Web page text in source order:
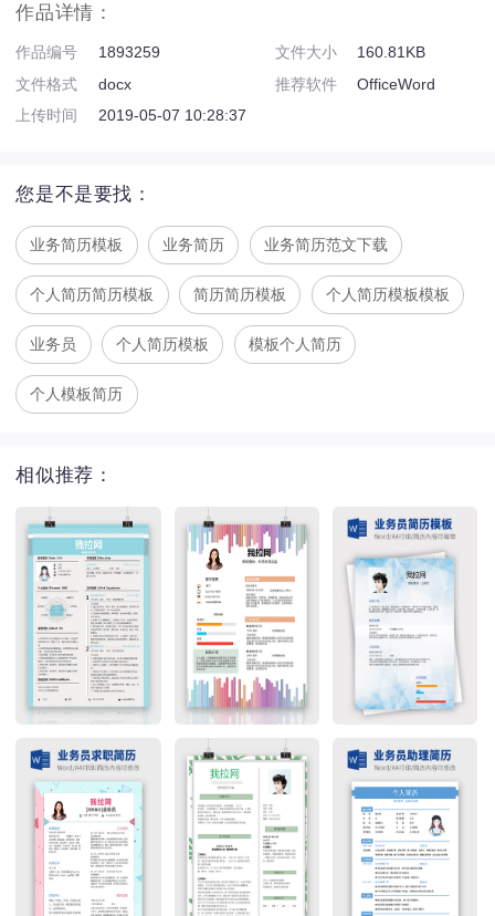
作品详情：
作品编号 1893259 文件大小
160.81KB
文件格式
docx 推荐软件
OfficeWord
上传时间
2019-05-07 10:28:37
您是不是要找：
业务简历模板 业务简历 业务简历范文下载
个人简历简历模板 简历简历模板 个人简历模板模板
业务员 个人简历模板 模板个人简历
个人模板简历
相似推荐：